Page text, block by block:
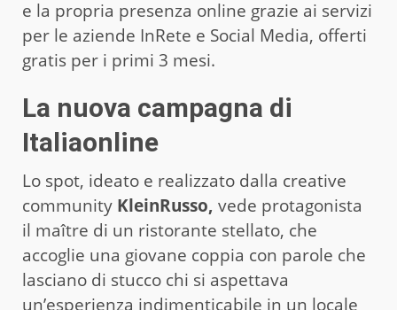
e la propria presenza online grazie ai servizi
per le aziende InRete e Social Media, offerti
gratis per i primi 3 mesi.
La nuova campagna di
Italiaonline
Lo spot, ideato e realizzato dalla creative
community KleinRusso, vede protagonista
il maître di un ristorante stellato, che
accoglie una giovane coppia con parole che
lasciano di stucco chi si aspettava
un’esperienza indimenticabile in un locale